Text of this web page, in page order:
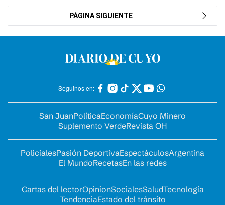
PÁGINA SIGUIENTE
Seguinos en:
San JuanPolíticaEconomíaCuyo Minero
Suplemento VerdeRevista OH
PolicialesPasión DeportivaEspectáculosArgentina
El MundoRecetasEn las redes
Cartas del lectorOpinionSocialesSaludTecnología
TendenciaEstado del tránsito